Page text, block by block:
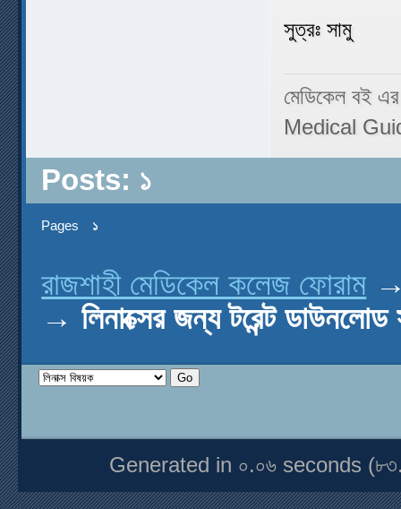
সুত্রঃ সামু
মেডিকেল বই
Medical
Posts: ১
Pages ১
রাজশাহী মেডিকেল কলেজ ফোরাম
→লিনাক্সের জন্য টরেন্ট ডাউনলোড
Generated in ০.০৬ seconds